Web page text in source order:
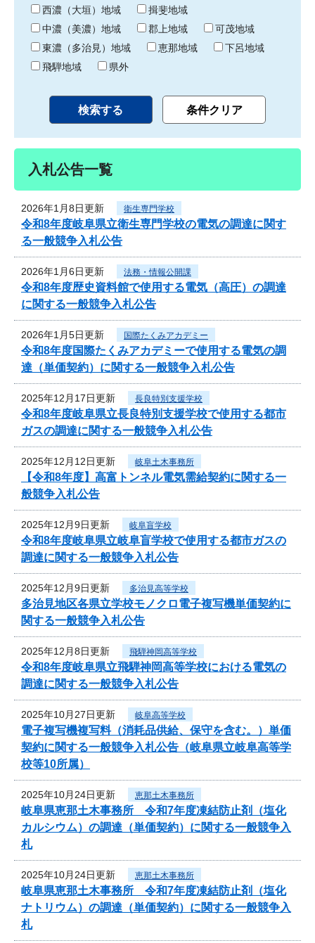
り 西濃（大垣）地域
揖斐地域
中濃（美濃）地域
郡上地域
可茂地域
東濃（多治見）地域
恵那地域
下呂地域
飛騨地域
県外
入札公告一覧
2026年1月8日更新 衛生専門学校
令和8年度岐阜県立衛生専門学校の電気の調達に関す
る一般競争入札公告
2026年1月6日更新 法務・情報公開課
令和8年度歴史資料館で使用する電気（高圧）の調達
に関する一般競争入札公告
2026年1月5日更新 国際たくみアカデミー
令和8年度国際たくみアカデミーで使用する電気の調
達（単価契約）に関する一般競争入札公告
2025年12月17日更新 長良特別支援学校
令和8年度岐阜県立長良特別支援学校で使用する都市
ガスの調達に関する一般競争入札公告
2025年12月12日更新 岐阜土木事務所
【令和8年度】高富トンネル電気需給契約に関する一
般競争入札公告
2025年12月9日更新 岐阜盲学校
令和8年度岐阜県立岐阜盲学校で使用する都市ガスの
調達に関する一般競争入札公告
2025年12月9日更新 多治見高等学校
多治見地区各県立学校モノクロ電子複写機単価契約に
関する一般競争入札公告
2025年12月8日更新 飛騨神岡高等学校
令和8年度岐阜県立飛騨神岡高等学校における電気の
調達に関する一般競争入札公告
2025年10月27日更新 岐阜高等学校
電子複写機複写料（消耗品供給、保守を含む。）単価
契約に関する一般競争入札公告（岐阜県立岐阜高等学
校等10所属）
2025年10月24日更新 恵那土木事務所
岐阜県恵那土木事務所 令和7年度凍結防止剤（塩化
カルシウム）の調達（単価契約）に関する一般競争入
札
2025年10月24日更新 恵那土木事務所
岐阜県恵那土木事務所 令和7年度凍結防止剤（塩化
ナトリウム）の調達（単価契約）に関する一般競争入
札